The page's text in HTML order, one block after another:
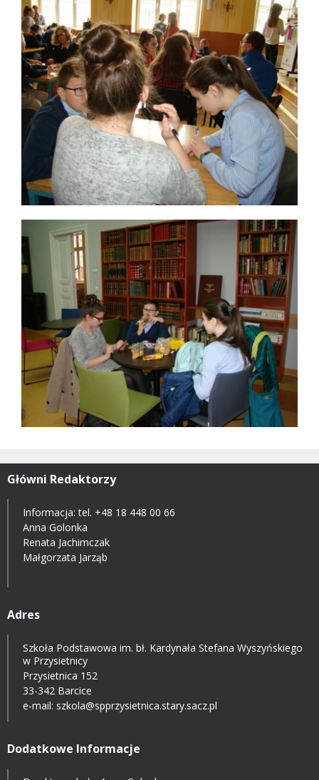
Główni Redaktorzy
Informacja: tel. +48 18 448 00 66
Anna Golonka
Renata Jachimczak
Małgorzata Jarząb
Adres
Szkoła Podstawowa im. bł. Kardynała Stefana Wyszyńskiego
w Przysietnicy
Przysietnica 152
33-342 Barcice
e-mail: szkola@spprzysietnica.stary.sacz.pl
Dodatkowe Informacje